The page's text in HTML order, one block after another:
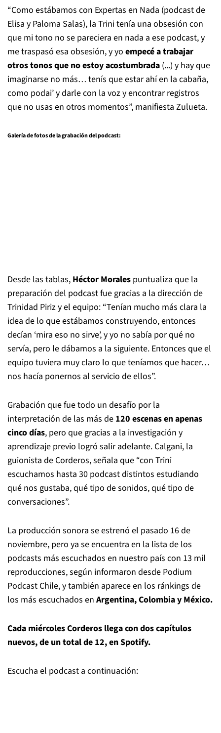
“Como estábamos con Expertas en Nada (podcast de
Elisa y Paloma Salas), la Trini tenía una obsesión con
que mi tono no se pareciera en nada a ese podcast, y
me traspasó esa obsesión, y yo empecé a trabajar
otros tonos que no estoy acostumbrada (...) y hay que
imaginarse no más… tenís que estar ahí en la cabaña,
como podai’ y darle con la voz y encontrar registros
que no usas en otros momentos”, manifiesta Zulueta.
Galería de fotos de la grabación del podcast:
Desde las tablas, Héctor Morales puntualiza que la
preparación del podcast fue gracias a la dirección de
Trinidad Piriz y el equipo: “Tenían mucho más clara la
idea de lo que estábamos construyendo, entonces
decían ‘mira eso no sirve’, y yo no sabía por qué no
servía, pero le dábamos a la siguiente. Entonces que el
equipo tuviera muy claro lo que teníamos que hacer…
nos hacía ponernos al servicio de ellos”.
Grabación que fue todo un desafío por la
interpretación de las más de 120 escenas en apenas
cinco días, pero que gracias a la investigación y
aprendizaje previo logró salir adelante. Calgani, la
guionista de Corderos, señala que “con Trini
escuchamos hasta 30 podcast distintos estudiando
qué nos gustaba, qué tipo de sonidos, qué tipo de
conversaciones”.
La producción sonora se estrenó el pasado 16 de
noviembre, pero ya se encuentra en la lista de los
podcasts más escuchados en nuestro país con 13 mil
reproducciones, según informaron desde Podium
Podcast Chile, y también aparece en los ránkings de
los más escuchados en Argentina, Colombia y México.
Cada miércolesCorderos llega con dos capítulos
nuevos, de un total de 12, en Spotify.
Escucha el podcast a continuación: